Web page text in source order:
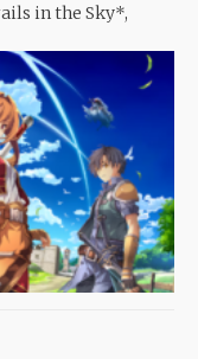
in the Sky*,